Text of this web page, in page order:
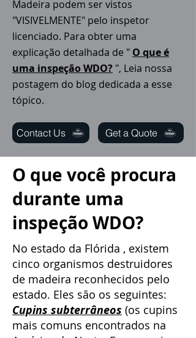
Madeira podem ser vistos
"VISIVELMENTE" pelo inspetor
licenciado. Para obter uma
explicação detalhada de " O que é
uma inspeção WDO? ", Leia nossa
postagem do blog dedicada a esse
tópico.
Contact Us Get a Quote
O que você procura
durante uma
inspeção WDO?
No estado da Flórida , existem
cinco organismos destruidores
de madeira reconhecidos pelo
estado. Eles são os seguintes:
Cupins subterrâneos (os cupins
mais comuns encontrados na